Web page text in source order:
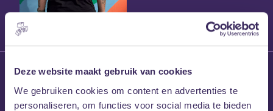
Deze website maakt gebruik van cookies
We gebruiken cookies om content en advertenties te
personaliseren, om functies voor social media te bieden
27 maart 2026
Willem’s Blog:
Frans Kalf